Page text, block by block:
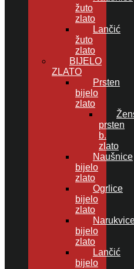
žuto
zlato
Lančić
žuto
zlato
BIJELO
ZLATO
Prsten
bijelo
zlato
prsten
b.
zlato
Naušnice
bijelo
zlato
Ogrlice
bijelo
zlato
bijelo
zlato
Lančić
bijelo